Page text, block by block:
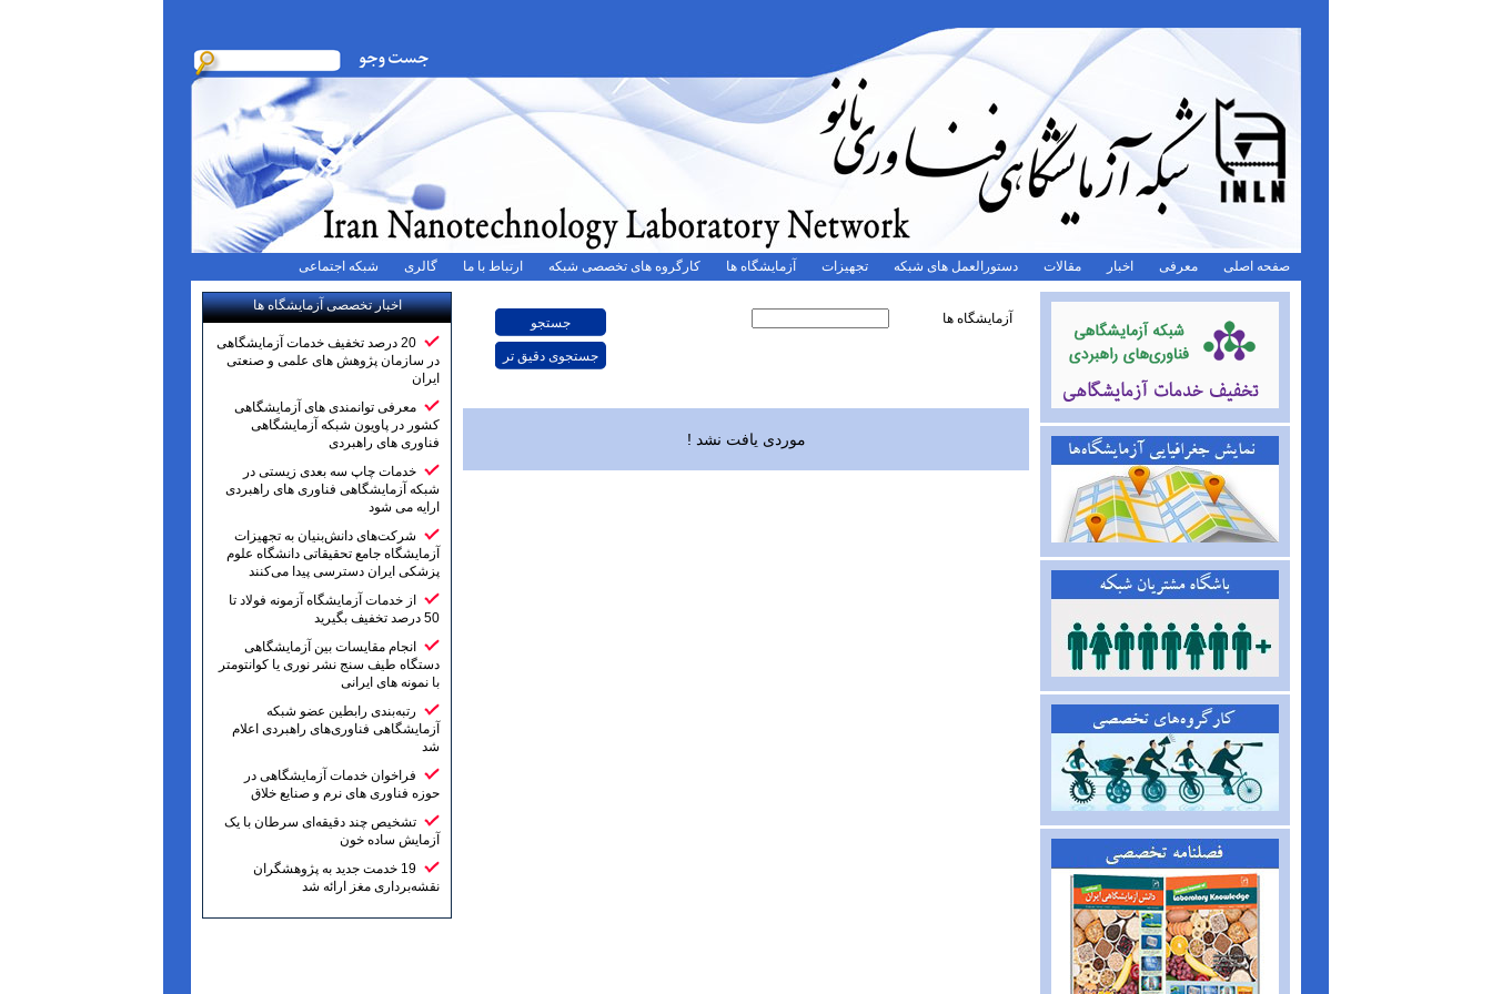
صفحه اصلی معرفی اخبار مقالات دستورالعمل های شبکه تجهیزات آزمایشگاه ها کارگروه های تخصصی شبکه ارتباط با ما گالری شبکه اجتماعی
اخبار تخصصی آزمایشگاه ها
20 درصد تخفیف خدمات آزمایشگاهی
در سازمان پژوهش های علمی و صنعتی
ایران
معرفی توانمندی های آزمایشگاهی
کشور در پاویون شبکه آزمایشگاهی
فناوری های راهبردی
خدمات چاپ سه بعدی زیستی در
شبکه آزمایشگاهی فناوری های راهبردی
ارایه می شود
شرکت‌های دانش‌بنیان به تجهیزات
آزمایشگاه جامع تحقیقاتی دانشگاه علوم
پزشکی ایران دسترسی پیدا می‌کنند
از خدمات آزمایشگاه آزمونه فولاد تا
50 درصد تخفیف بگیرید
انجام مقایسات بین آزمایشگاهی
دستگاه طیف سنج نشر نوری یا کوانتومتر
با نمونه های ایرانی
رتبه‌بندی رابطین عضو شبکه
آزمایشگاهی فناوری‌های راهبردی اعلام
شد
فراخوان خدمات آزمایشگاهی در
حوزه فناوری های نرم و صنایع خلاق
تشخیص چند دقیقه‌ای سرطان با یک
آزمایش ساده خون
19 خدمت جدید به پژوهشگران
نقشه‌برداری مغز ارائه شد
آزمایشگاه ها
موردی یافت نشد !